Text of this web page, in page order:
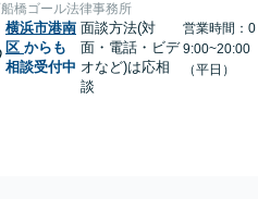
橋ゴール法律事務所
横浜市港南
区 からも
相談受付中
面談方法(対
面・電話・ビデ
オなど)は応相
談
営業時間：0
9:00~20:00
（平日）